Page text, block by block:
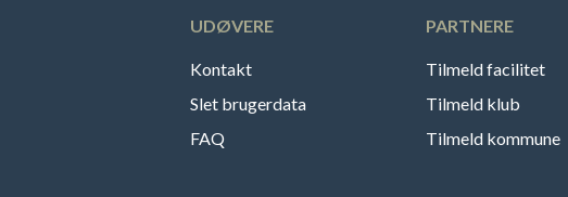
UDØVERE
Kontakt
Slet brugerdata
FAQ
PARTNERE
Tilmeld facilitet
Tilmeld klub
Tilmeld kommune